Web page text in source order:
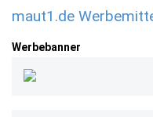
maut1.de
Werbebanner